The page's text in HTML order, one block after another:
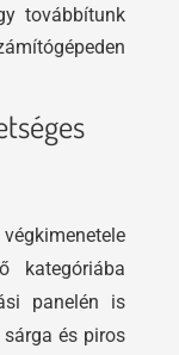
továbbítunk
kategóriába
panelén is
és piros